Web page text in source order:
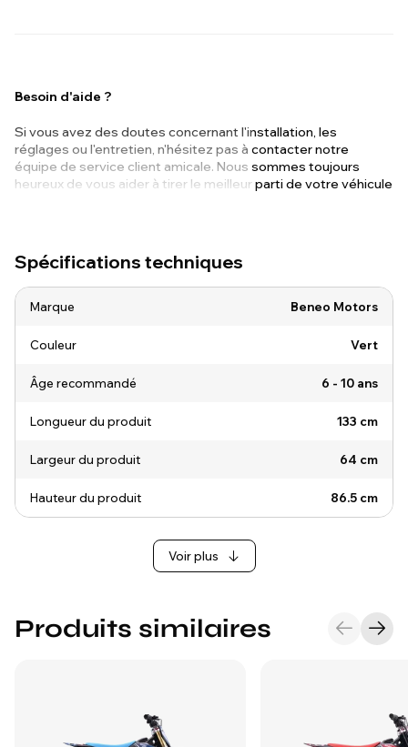
Besoin d'aide ?
Si vous avez des doutes concernant l'installation, les
réglages ou l'entretien, n'hésitez pas à contacter notre
équipe de service client amicale. Nous sommes toujours
heureux de vous aider à tirer le meilleur parti de votre véhicule
Spécifications techniques
Marque Beneo Motors
Couleur Vert
Âge recommandé 6 - 10 ans
Longueur du produit 133 cm
Largeur du produit 64 cm
Hauteur du produit 86.5 cm
Voir plus
Produits similaires